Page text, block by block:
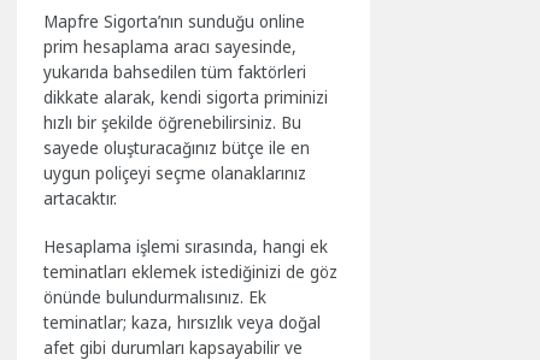
Mapfre Sigorta’nın sunduğu online
prim hesaplama aracı sayesinde,
yukarıda bahsedilen tüm faktörleri
dikkate alarak, kendi sigorta priminizi
hızlı bir şekilde öğrenebilirsiniz. Bu
sayede oluşturacağınız bütçe ile en
uygun poliçeyi seçme olanaklarınız
artacaktır.
Hesaplama işlemi sırasında, hangi ek
teminatları eklemek istediğinizi de göz
önünde bulundurmalısınız. Ek
teminatlar; kaza, hırsızlık veya doğal
afet gibi durumları kapsayabilir ve